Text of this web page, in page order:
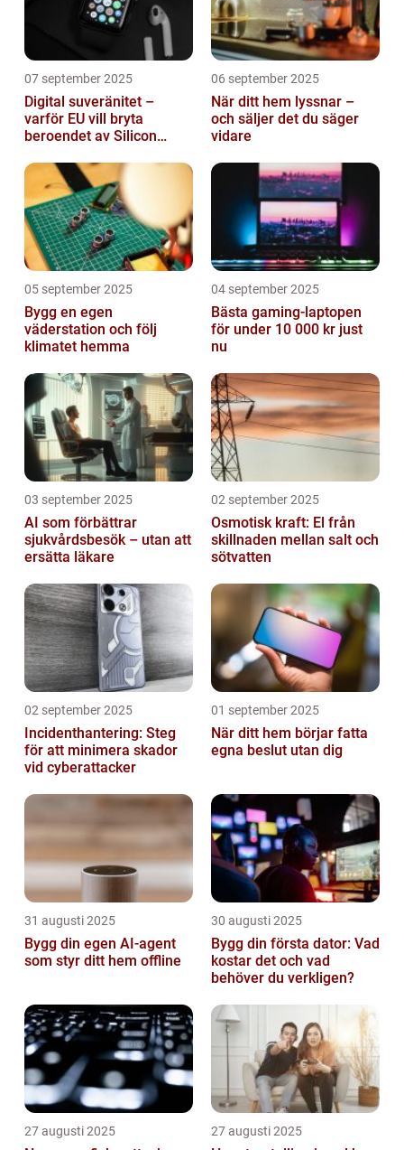
07 september 2025
Digital suveränitet –
varför EU vill bryta
beroendet av Silicon
06 september 2025
När ditt hem lyssnar –
och säljer det du säger
vidare
05 september 2025
Bygg en egen
väderstation och följ
klimatet hemma
04 september 2025
Bästa gaming-laptopen
för under 10 000 kr just
nu
03 september 2025
AI som förbättrar
sjukvårdsbesök – utan att
ersätta läkare
02 september 2025
Osmotisk kraft: El från
skillnaden mellan salt och
sötvatten
02 september 2025
Incidenthantering: Steg
för att minimera skador
vid cyberattacker
01 september 2025
När ditt hem börjar fatta
egna beslut utan dig
31 augusti 2025
Bygg din egen AI-agent
som styr ditt hem offline
30 augusti 2025
Bygg din första dator: Vad
kostar det och vad
behöver du verkligen?
27 augusti 2025 27 augusti 2025